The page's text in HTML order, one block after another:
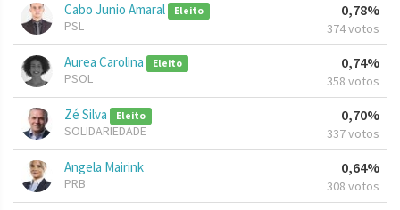
Cabo Junio Amaral Eleito
PSL
0,78%
374 votos
Aurea Carolina Eleito
PSOL
0,74%
358 votos
Zé Silva Eleito
SOLIDARIEDADE
0,70%
337 votos
Angela Mairink
PRB
0,64%
308 votos